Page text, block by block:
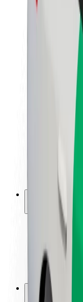
Kestävä
Project Zero
Uutishuone
Urban Fund
Turvallisuus
Kuljettajan
Kaupungit